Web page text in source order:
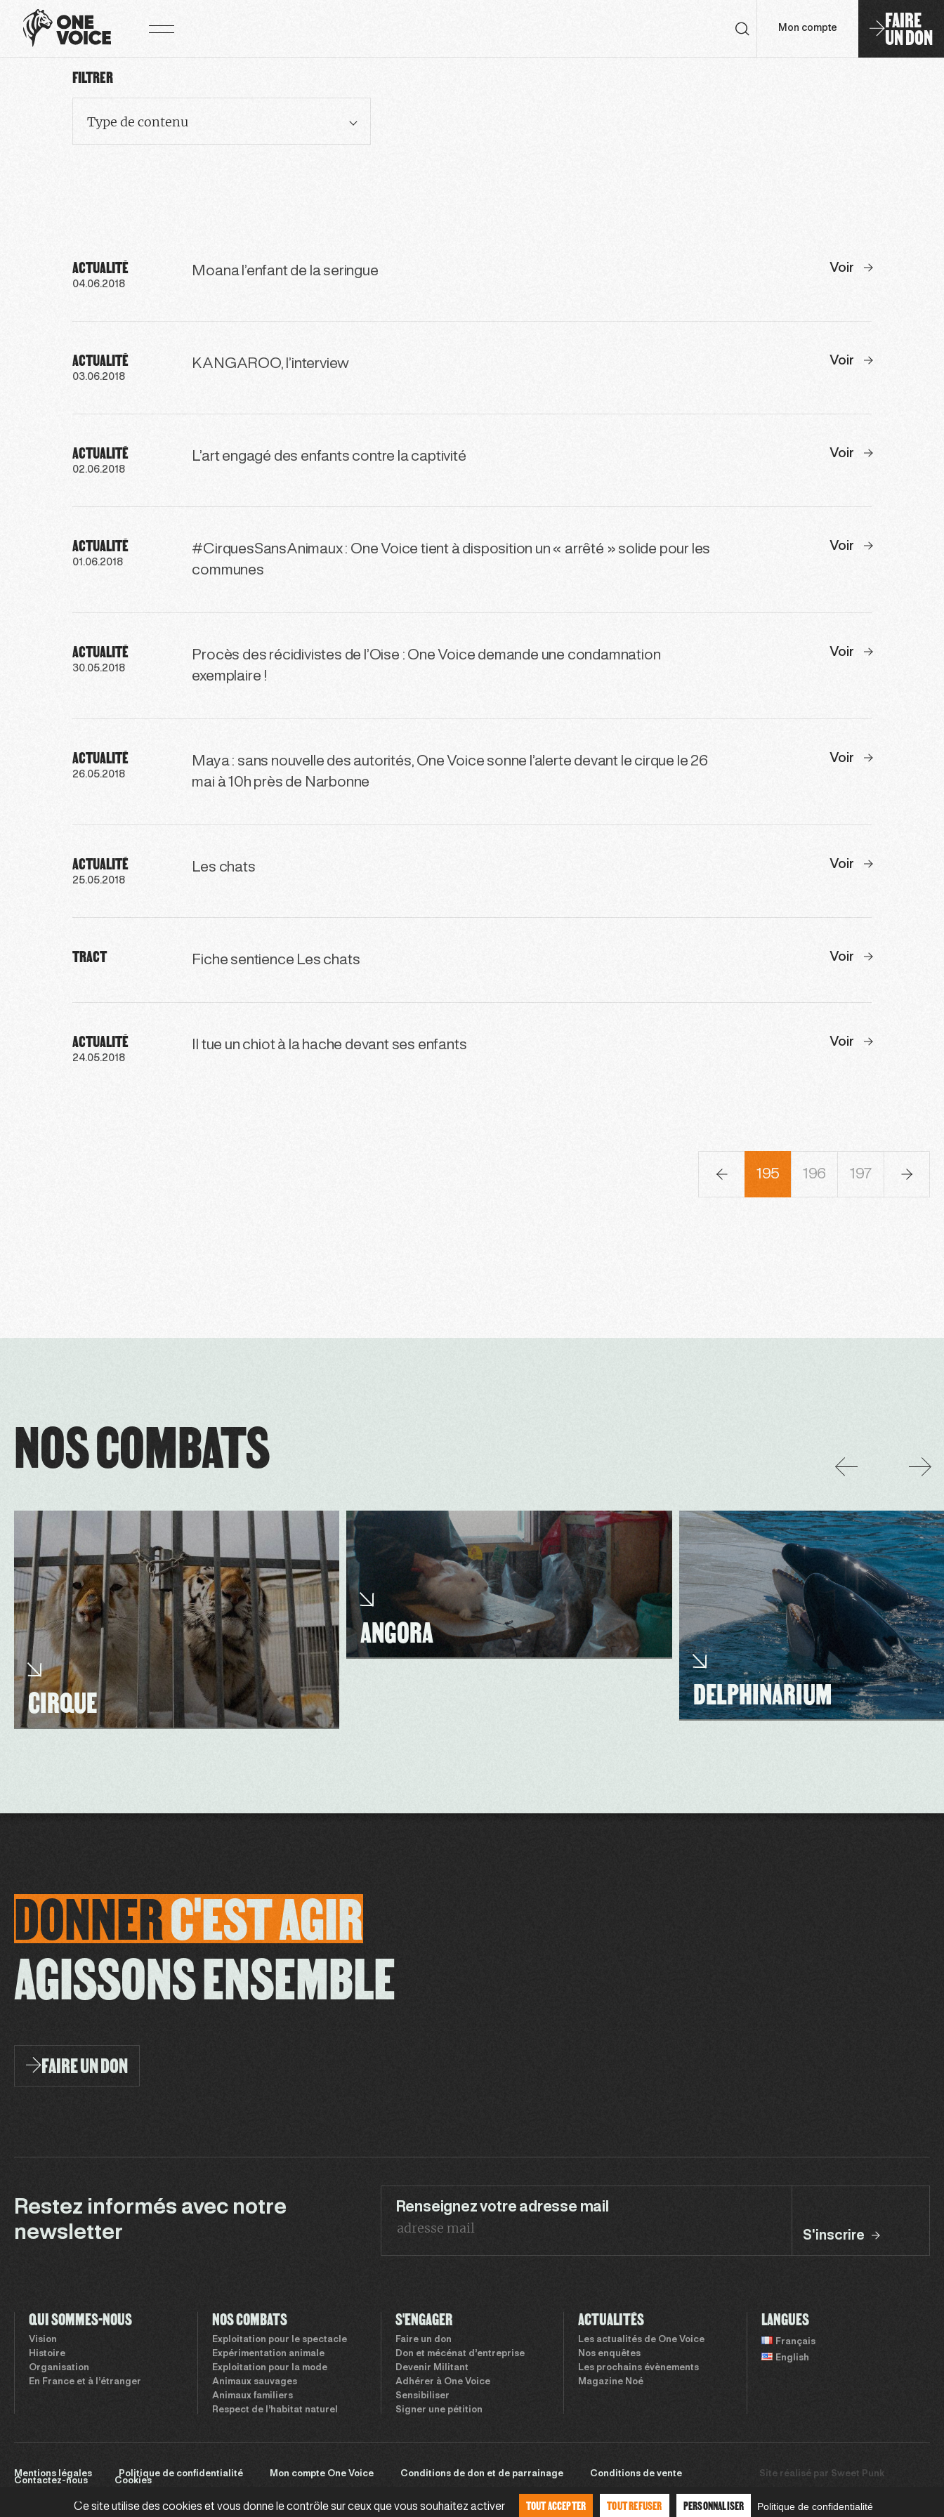
Mon compte FAIRE
UN DON
FILTRER
Type de contenu
ACTUALITÉ
04.06.2018
Moana l’enfant de la seringue Voir
ACTUALITÉ
03.06.2018
KANGAROO, l’interview Voir
ACTUALITÉ
02.06.2018
L’art engagé des enfants contre la captivité Voir
ACTUALITÉ
01.06.2018
#CirquesSansAnimaux : One Voice tient à disposition un « arrêté » solide pour les
communes
Voir
ACTUALITÉ
30.05.2018
Procès des récidivistes de l’Oise : One Voice demande une condamnation
exemplaire !
Voir
ACTUALITÉ
26.05.2018
Maya : sans nouvelle des autorités, One Voice sonne l’alerte devant le cirque le 26
mai à 10h près de Narbonne
Voir
ACTUALITÉ
25.05.2018
Les chats Voir
TRACT Fiche sentience Les chats Voir
ACTUALITÉ
24.05.2018
Il tue un chiot à la hache devant ses enfants Voir
194 195 196 197 198
NOS COMBATS
CIRQUE
ANGORA
DELPHINARIUM
DONNERC'ESTAGIR
AGISSONS ENSEMBLE
FAIRE UN DON
Restez informés avec notre
newsletter
Renseignez votre adresse mail
S'inscrire
QUI SOMMES-NOUS
Vision
Histoire
Organisation
En France et à l’étranger
NOS COMBATS
Exploitation pour le spectacle
Expérimentation animale
Exploitation pour la mode
Animaux sauvages
Animaux familiers
Respect de l’habitat naturel
S'ENGAGER
Faire un don
Don et mécénat d’entreprise
Devenir Militant
Adhérer à One Voice
Sensibiliser
Signer une pétition
ACTUALITÉS
Les actualités de One Voice
Nos enquêtes
Les prochains évènements
Magazine Noé
LANGUES
Français
English
Mentions légales Politique de confidentialité Mon compte One Voice Conditions de don et de parrainage
Conditions de vente
Contactez-nous
Cookies
Site réalisé par Sweet Punk
Ce site utilise des cookies et vous donne le contrôle sur ceux que vous souhaitez activer TOUT ACCEPTER TOUT REFUSER PERSONNALISER Politique de confidentialité